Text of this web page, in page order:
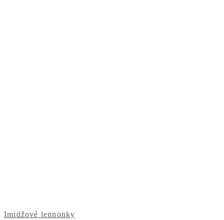
Imidžové lennonky